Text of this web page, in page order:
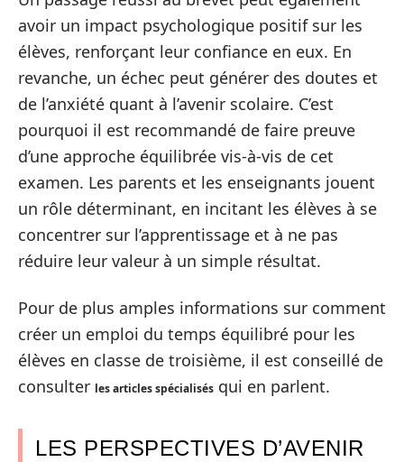
avoir un impact psychologique positif sur les
élèves, renforçant leur confiance en eux. En
revanche, un échec peut générer des doutes et
de l’anxiété quant à l’avenir scolaire. C’est
pourquoi il est recommandé de faire preuve
d’une approche équilibrée vis-à-vis de cet
examen. Les parents et les enseignants jouent
un rôle déterminant, en incitant les élèves à se
concentrer sur l’apprentissage et à ne pas
réduire leur valeur à un simple résultat.
Pour de plus amples informations sur comment
créer un emploi du temps équilibré pour les
élèves en classe de troisième, il est conseillé de
consulter les articles spécialisés qui en parlent.
LES PERSPECTIVES D’AVENIR